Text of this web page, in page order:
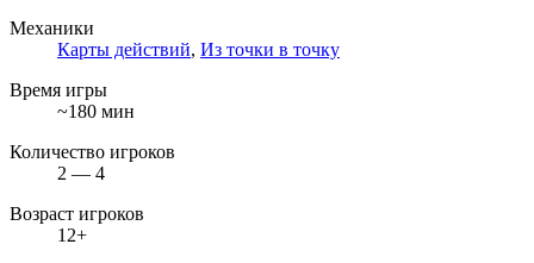
Механики
Карты действий, Из точки в точку
Время игры
~180 мин
Количество игроков
2 — 4
Возраст игроков
12+